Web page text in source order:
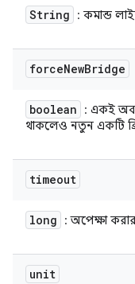
String : কমান্ড
forceNewBridge
boolean
: একই
থাকলেও নতুন একটি
timeout
long : অপেক্ষা
unit